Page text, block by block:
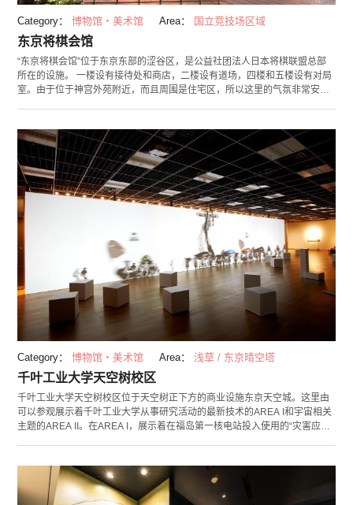
Category： 博物馆・美术馆 Area： 国立竞技场区域
东京将棋会馆
“东京将棋会馆”位于东京东部的涩谷区，是公益社团法人日本将棋联盟总部
所在的设施。 一楼设有接待处和商店，二楼设有道场，四楼和五楼设有对局
室。由于位于神宫外苑附近，而且周围是住宅区，所以这里的气氛非常安静
一些活动上还可以见到专业棋手。在对局室经常举办除冠军赛之外的正式比
赛，孩子们认真对决的样子，以及专业棋手的激烈交战，不禁让人看得十分
紧张。如果您是将棋爱好者或未来想成为棋手，那么这里是您不容错过的将
棋圣地。 一楼的商店除了出售用于将棋的工具“棋具”外，还摆满了相关书
籍、漫画和人气棋手们的相关商品。
Category： 博物馆・美术馆 Area： 浅草 / 东京晴空塔
千叶工业大学天空树校区
千叶工业大学天空树校区位于天空树正下方的商业设施东京天空城。这里由
可以参观展示着千叶工业大学从事研究活动的最新技术的AREA I和宇宙相关
主题的AREA II。在AREA I，展示着在福岛第一核电站投入使用的“灾害应对
以体验在巨大屏幕体验模拟太阳系旅行，还能以月球探察器“辉夜”的影像体
验月面旅行。想进一步了解宇宙的客人，可以观看“300英尺3D宇宙影院”。
在这里可以视听3D从宇宙形成到地球形成以及文明发展的138亿年间的时间